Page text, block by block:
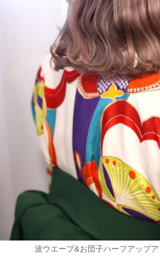
波ウエーブ&お団子ハーフアップ